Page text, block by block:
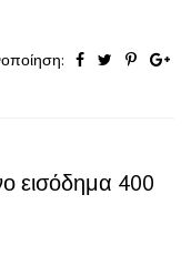
εισόδημα 400